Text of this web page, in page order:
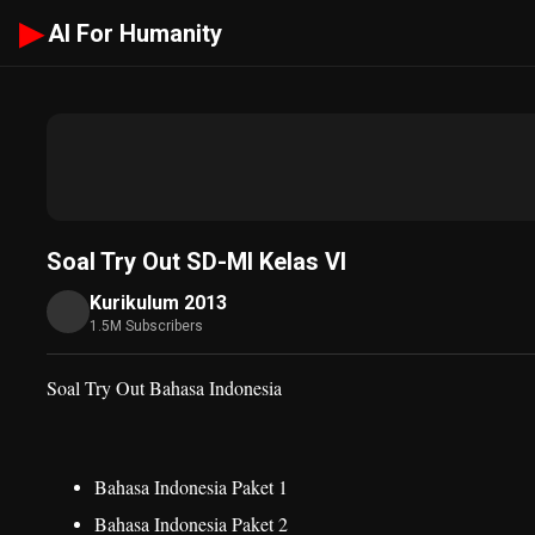
▶ AI For Humanity
Soal Try Out SD-MI Kelas VI
Kurikulum 2013
1.5M Subscribers
Soal Try Out Bahasa Indonesia
Bahasa Indonesia Paket 1
Bahasa Indonesia Paket 2